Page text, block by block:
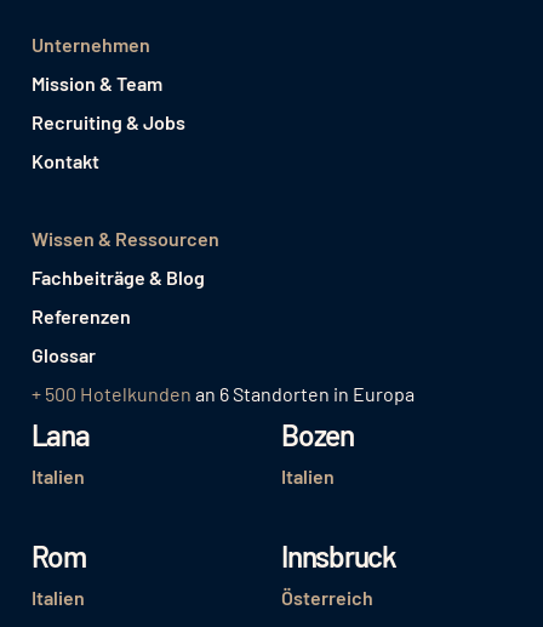
Unternehmen
Mission & Team
Recruiting & Jobs
Kontakt
Wissen & Ressourcen
Fachbeiträge & Blog
Referenzen
Glossar
+ 500 Hotelkunden an 6 Standorten in Europa
Lana
Italien
Bozen
Italien
Rom
Italien
Innsbruck
Österreich